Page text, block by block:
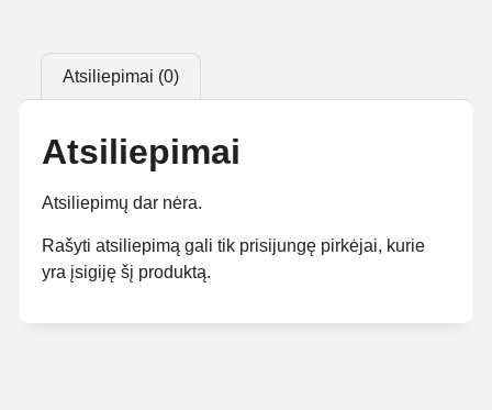
Atsiliepimai (0)
Atsiliepimai
Atsiliepimų dar nėra.
Rašyti atsiliepimą gali tik prisijungę pirkėjai, kurie
yra įsigiję šį produktą.